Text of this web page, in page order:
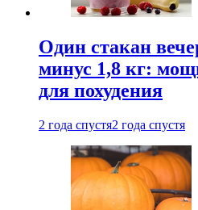
Один стакан
минус 1,8 кг:
для похудения
2 года спустя2 года спустя